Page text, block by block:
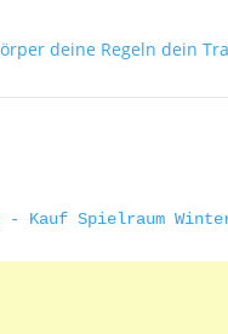
- Kauf Spielraum